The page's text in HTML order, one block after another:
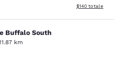
Visualizza i
$140 totale
South
Buffalo South
km
stelle. Buono. 1042 recensioni